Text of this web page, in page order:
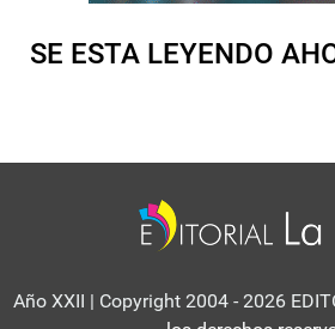
SE ESTA LEYENDO
Año XXII | Copyright 2004 - 2026